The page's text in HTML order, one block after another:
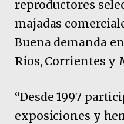
reproductores
majadas
Buena demanda
Ríos, Corrientes y
“Desde 1997
exposiciones y